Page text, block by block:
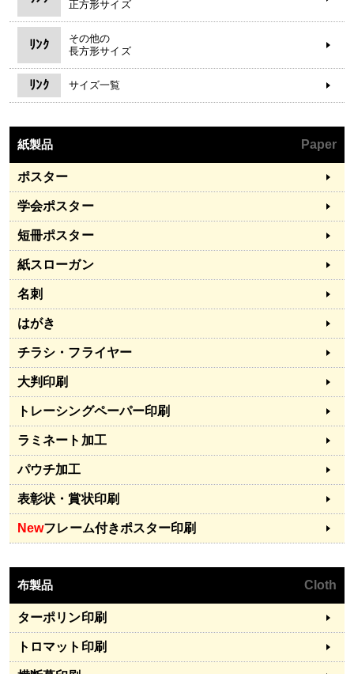
正方形サイズ
ﾘﾝｸ
その他の
長方形サイズ
ﾘﾝｸ サイズ一覧
紙製品 Paper
ポスター
学会ポスター
短冊ポスター
紙スローガン
名刺
はがき
チラシ・フライヤー
大判印刷
トレーシングペーパー印刷
ラミネート加工
パウチ加工
表彰状・賞状印刷
Newフレーム付きポスター印刷
布製品 Cloth
ターポリン印刷
トロマット印刷